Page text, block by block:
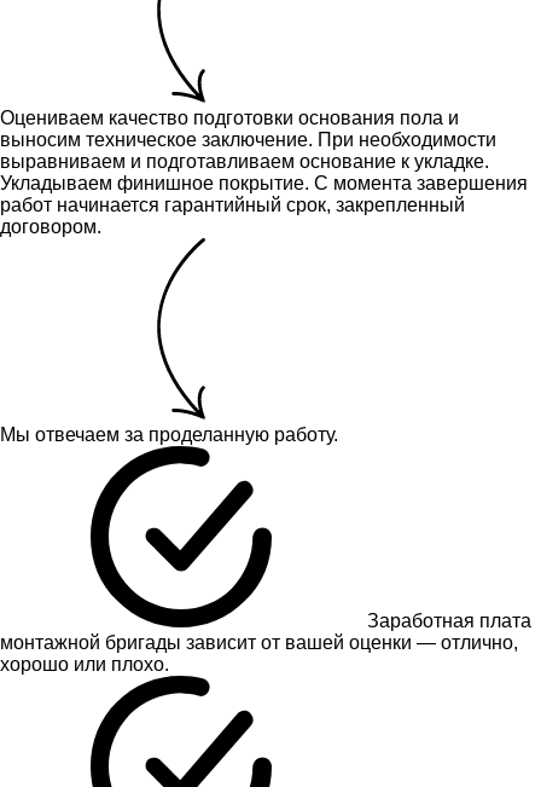
Оцениваем качество подготовки основания пола и
выносим техническое заключение. При необходимости
выравниваем и подготавливаем основание к укладке.
Укладываем финишное покрытие. С момента завершения
работ начинается гарантийный срок, закрепленный
договором.
Мы отвечаем за проделанную работу.
Заработная плата
монтажной бригады зависит от вашей оценки — отлично,
хорошо или плохо.